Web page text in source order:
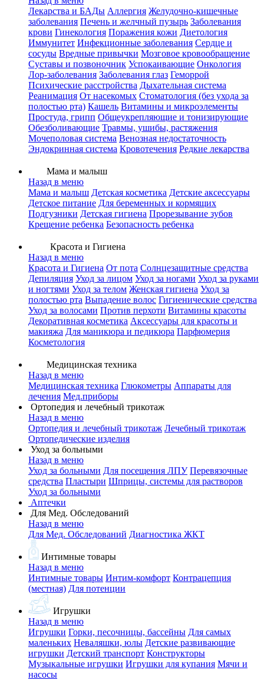
Лекарства и БАДы Аллергия Желудочно-кишечные
заболевания Печень и желчный пузырь Заболевания
крови Гинекология Поражения кожи Диетология
Иммунитет Инфекционные заболевания Сердце и
сосуды Вредные привычки Мозговое кровообращение
Суставы и позвоночник Успокаивающие Онкология
Лор-заболевания Заболевания глаз Геморрой
Психические расстройства Дыхательная система
Реанимация От насекомых Стоматология (без ухода за
полостью рта) Кашель Витамины и микроэлементы
Простуда, грипп Общеукрепляющие и тонизирующие
Обезболивающие Травмы, ушибы, растяжения
Мочеполовая система Венозная недостаточность
Эндокринная система Кровотечения Редкие лекарства
Мама и малыш
Назад в меню
Мама и малыш Детская косметика Детские аксессуары
Детское питание Для беременных и кормящих
Подгузники Детская гигиена Прорезывание зубов
Крещение ребенка Безопасность ребенка
Красота и Гигиена
Назад в меню
Красота и Гигиена От пота Солнцезащитные средства
Депиляция Уход за лицом Уход за ногами Уход за руками
и ногтями Уход за телом Женская гигиена Уход за
полостью рта Выпадение волос Гигиенические средства
Уход за волосами Против перхоти Витамины красоты
Декоративная косметика Аксессуары для красоты и
макияжа Для маникюра и педикюра Парфюмерия
Косметология
Медицинская техника
Назад в меню
Медицинская техника Глюкометры Аппараты для
лечения Мед.приборы
Ортопедия и лечебный трикотаж
Назад в меню
Ортопедия и лечебный трикотаж Лечебный трикотаж
Ортопедические изделия
Уход за больными
Назад в меню
Уход за больными Для посещения ЛПУ Перевязочные
средства Пластыри Шприцы, системы для растворов
Уход за больными
Аптечки
Для Мед. Обследований
Назад в меню
Для Мед. Обследований Диагностика ЖКТ
Интимные товары
Назад в меню
Интимные товары Интим-комфорт Контрацепция
(местная) Для потенции
Игрушки
Назад в меню
Игрушки Горки, песочницы, бассейны Для самых
маленьких Неваляшки, юлы Детские развивающие
игрушки Детский транспорт Конструкторы
Музыкальные игрушки Игрушки для купания Мячи и
насосы